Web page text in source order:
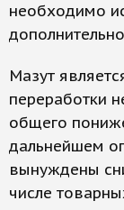
необходимо
Мазут
переработки
общего
дальнейшем
вынуждены
числе